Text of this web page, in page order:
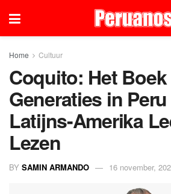
Home Cultuur
Coquito: Het
Generaties in
Latijns-Amerika
Lezen
BY SAMIN ARMANDO 16 november,